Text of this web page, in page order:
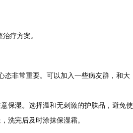
疗方案。
态非常重要。可以加入一些病友群，和大
保湿。选择温和无刺激的护肤品，避免使
洗完后及时涂抹保湿霜。